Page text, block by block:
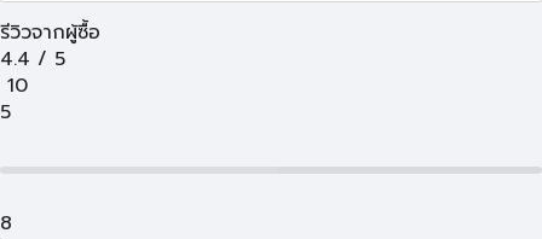
รีวิวจากผู้ซื้อ
4.4 / 5
10
5
8